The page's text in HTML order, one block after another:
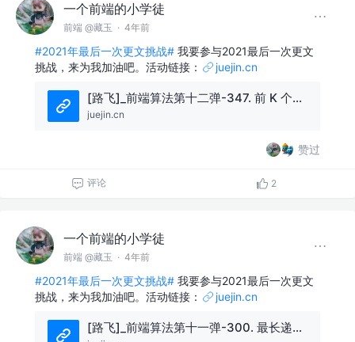
一个前端的小学徒
前端 @藏玉 · 4年前
#2021年最后一次更文挑战# 我要参与2021最后一次更文
挑战，来为我加油吧。活动链接：
juejin.cn
[路飞]_前端算法第十二弹-347. 前 K 个高频元素
juejin.cn
赞过
评论 2
一个前端的小学徒
前端 @藏玉 · 4年前
#2021年最后一次更文挑战# 我要参与2021最后一次更文
挑战，来为我加油吧。活动链接：
juejin.cn
[路飞]_前端算法第十一弹-300. 最长递增子序列